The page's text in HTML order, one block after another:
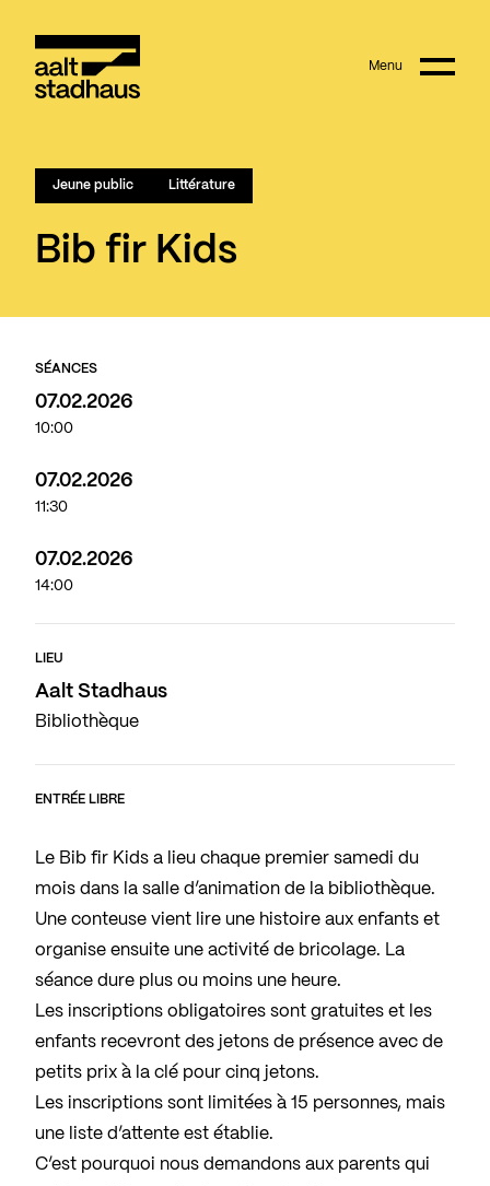
Main content Menu
Jeune public Littérature
Bib fir Kids
SÉANCES
07.02.2026
10:00
07.02.2026
11:30
07.02.2026
14:00
LIEU
Aalt Stadhaus
Bibliothèque
ENTRÉE LIBRE
Le Bib fir Kids a lieu chaque premier samedi du
mois dans la salle d’animation de la bibliothèque.
Une conteuse vient lire une histoire aux enfants et
organise ensuite une activité de bricolage. La
séance dure plus ou moins une heure.
Les inscriptions obligatoires sont gratuites et les
enfants recevront des jetons de présence avec de
petits prix à la clé pour cinq jetons.
Les inscriptions sont limitées à 15 personnes, mais
une liste d’attente est établie.
C’est pourquoi nous demandons aux parents qui